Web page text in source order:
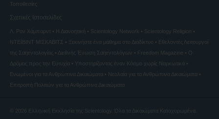
Τοποθεσίες
Σχετικές Ιστοσελίδες
Λ. Ρον Χάμπαρντ Η Διανοητική Scientology Network
Scientology Religion
ΝΤΕΪΒΙΝΤ ΜΙΣΚAΒΙΤΣ
Ξεκινήστε ένα μάθημα στο Διαδίκτυο
Εθελοντές Λειτουργοί
της Σαηεντολογίας
Διεθνής Ένωση Σαηεντολόγων Freedom Magazine
Ο
Δρόμος προς την Ευτυχία
Υποστηρίζοντας έναν Κόσμο χωρίς Ναρκωτικά
Ενωµένοι για τα Ανθρώπινα Δικαιώµατα
Νεολαία για τα Ανθρώπινα Δικαιώματα
Επιτροπή Πολιτών για τα Ανθρώπινα Δικαιώματα
© 2026 Ελληνική Εκκλησία της Scientology. Όλα τα Δικαιώματα Κατοχυρωμένα.